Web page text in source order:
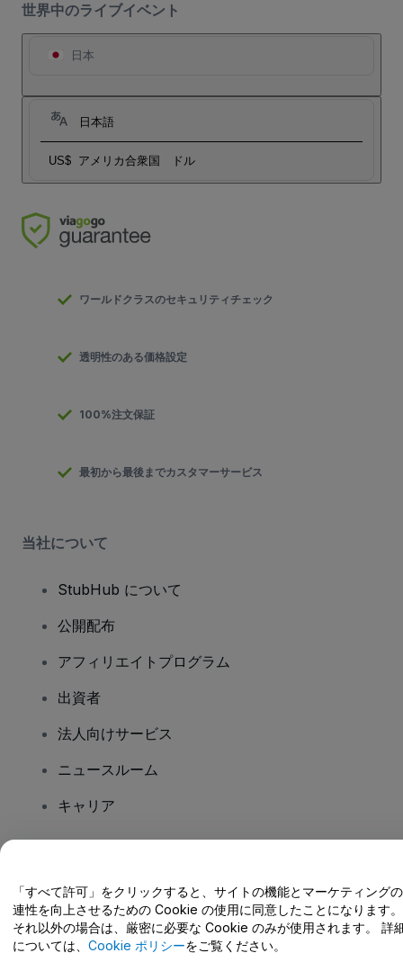
世界中のライブイベント
日本
日本語
US$ アメリカ合衆国 ドル
ワールドクラスのセキュリティチェック
透明性のある価格設定
100%注文保証
最初から最後までカスタマーサービス
当社について
StubHub について
公開配布
アフィリエイトプログラム
出資者
法人向けサービス
ニュースルーム
キャリア
ヘルプセンター / こちらまでご連絡下さい
「すべて許可」をクリックすると、サイトの機能とマーケティング
連性を向上させるための Cookie の使用に同意したことになります。
それ以外の場合は、厳密に必要な Cookie のみが使用されます。 詳
については、 Cookie ポリシーをご覧ください。